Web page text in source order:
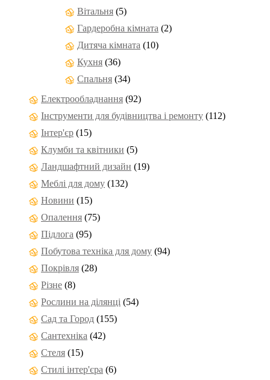
Вітальня (5)
Гардеробна кімната (2)
Дитяча кімната (10)
Кухня (36)
Спальня (34)
Електрообладнання (92)
Інструменти для будівництва і ремонту (112)
Інтер'єр (15)
Клумби та квітники (5)
Ландшафтний дизайн (19)
Меблі для дому (132)
Новини (15)
Опалення (75)
Підлога (95)
Побутова техніка для дому (94)
Покрівля (28)
Різне (8)
Рослини на ділянці (54)
Сад та Город (155)
Сантехніка (42)
Стеля (15)
Стилі інтер'єра (6)